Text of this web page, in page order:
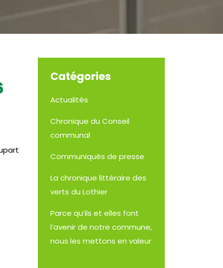
Catégories
Actualités
Chronique du Conseil
communal
Communiqués de presse
La chronique littéraire des
verts du Lothier
Parce qu’ils et elles font
l’avenir de notre commune,
nous les mettons en valeur